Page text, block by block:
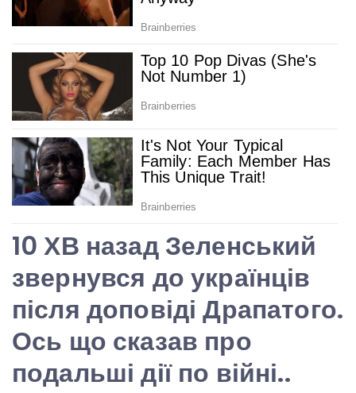
10 ХВ назад Зеленський
звернувся до українців
після доповіді Драпатого.
Ось що сказав про
подальші дії по війні..